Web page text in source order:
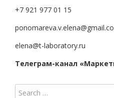
+7 921 977 01 15
elena@t-laboratory.ru
Телеграм-канал